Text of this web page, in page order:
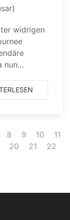
widrigen
nun…
8 9 10
11
20 21
22